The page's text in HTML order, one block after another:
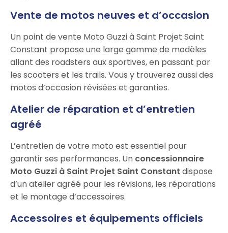
Vente de motos neuves et d’occasion
Un point de vente Moto Guzzi à Saint Projet Saint
Constant propose une large gamme de modèles
allant des roadsters aux sportives, en passant par
les scooters et les trails. Vous y trouverez aussi des
motos d’occasion révisées et garanties.
Atelier de réparation et d’entretien
agréé
L’entretien de votre moto est essentiel pour
garantir ses performances. Un concessionnaire
Moto Guzzi à Saint Projet Saint Constant dispose
d’un atelier agréé pour les révisions, les réparations
et le montage d’accessoires.
Accessoires et équipements officiels